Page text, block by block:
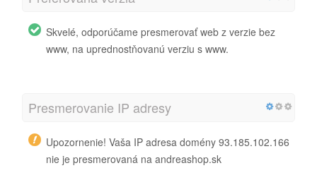
Skvelé, odporúčame presmerovať web z verzie bez
www, na uprednostňovanú verziu s www.
Presmerovanie IP adresy
Upozornenie! Vaša IP adresa domény 93.185.102.166
nie je presmerovaná na andreashop.sk